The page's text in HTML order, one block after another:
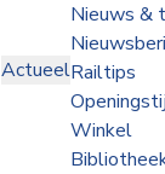
Actueel
Nieuws &
Railtips
Winkel